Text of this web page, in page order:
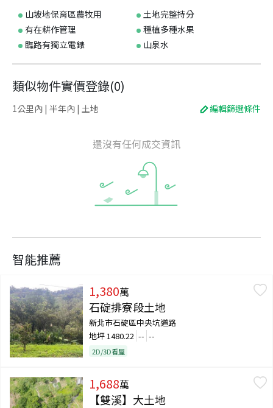
山坡地保育區農牧用
土地完整持分
有在耕作管理
種植多種水果
臨路有獨立電錶
山泉水
類似物件實價登錄(0)
1公里內 | 半年內 | 土地 編輯篩選條件
還沒有任何成交資訊
智能推薦
1,380萬
石碇排寮段土地
新北市石碇區中央坑道路
地坪 1480.22 -- --
2D/3D看屋
1,688萬
【雙溪】大土地